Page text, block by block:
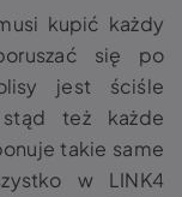
kupić każdy
się po
jest ściśle
też każde
takie same
w LINK4